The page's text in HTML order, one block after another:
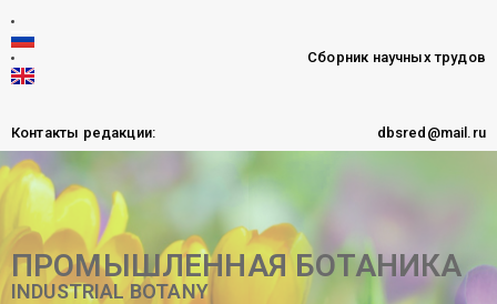
Сборник научных трудов
Контакты редакции: dbsred@mail.ru
ПРОМЫШЛЕННАЯ БОТАНИКА
INDUSTRIAL BOTANY